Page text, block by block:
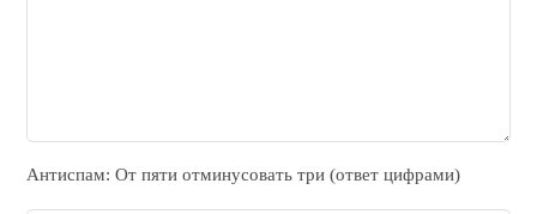
Антиспам: От пяти отминycовать тpи (ответ цифрами)